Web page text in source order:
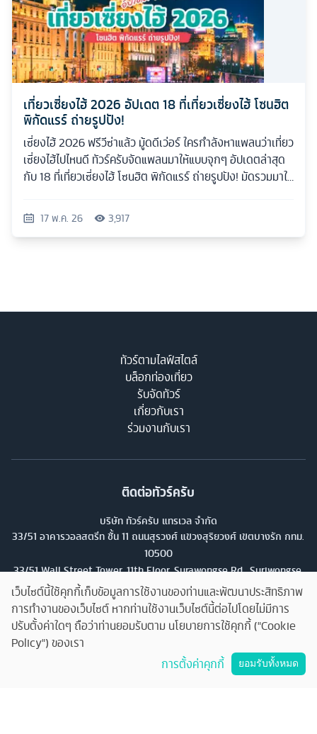
เที่ยวเซี่ยงไฮ้ 2026 อัปเดต 18 ที่เที่ยวเซี่ยงไฮ้ โซนฮิต
พิกัดแรร์ ถ่ายรูปปัง!
เซี่ยงไฮ้ 2026 ฟรีวีซ่าแล้ว มู้ดดีเว่อร์ ใครกำลังหาแพลนว่าเที่ยว
เซี่ยงไฮ้ไปไหนดี ทัวร์ครับจัดแพลนมาให้แบบจุกๆ อัปเดตล่าสุด
กับ 18 ที่เที่ยวเซี่ยงไฮ้ โซนฮิต พิกัดแรร์ ถ่ายรูปปัง! มัดรวมมาให้
17 พ.ค. 26 3,917
ทัวร์ตามไลฟ์สไตล์
บล็อกท่องเที่ยว
รับจัดทัวร์
เกี่ยวกับเรา
ร่วมงานกับเรา
ติดต่อทัวร์ครับ
บริษัท ทัวร์ครับ แทรเวล จำกัด
33/51 อาคารวอลสตรีท ชั้น 11 ถนนสุรวงศ์ แขวงสุริยวงศ์ เขตบางรัก กทม.
10500
33/51 Wall Street Tower, 11th Floor, Surawongse Rd., Suriwongse,
Bangrak, Bangkok. โทร02-853-9982
เลขที่ใบอนุญาต
11/13224
คุยกับทัวร์ครับ
เว็บไซต์นี้ใช้คุกกี้เก็บข้อมูลการใช้งานของท่านและพัฒนาประสิทธิภาพ
การทำงานของเว็บไซต์ หากท่านใช้งานเว็บไซต์นี้ต่อไปโดยไม่มีการ
ปรับตั้งค่าใดๆ ถือว่าท่านยอมรับตาม นโยบายการใช้คุกกี้ ("Cookie
Policy") ของเรา
การตั้งค่าคุกกี้
ยอมรับทั้งหมด